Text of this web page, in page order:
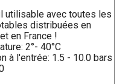
utilisable avec toutes les
distribuées en
en France !
2°- 40°C
à l'entrée: 1.5 - 10.0 bars